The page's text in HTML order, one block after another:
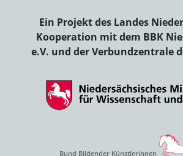
Ein Projekt des Landes
Kooperation mit dem BBK
e.V. und der Verbundzentrale
Bund Bildender Künstlerinnen